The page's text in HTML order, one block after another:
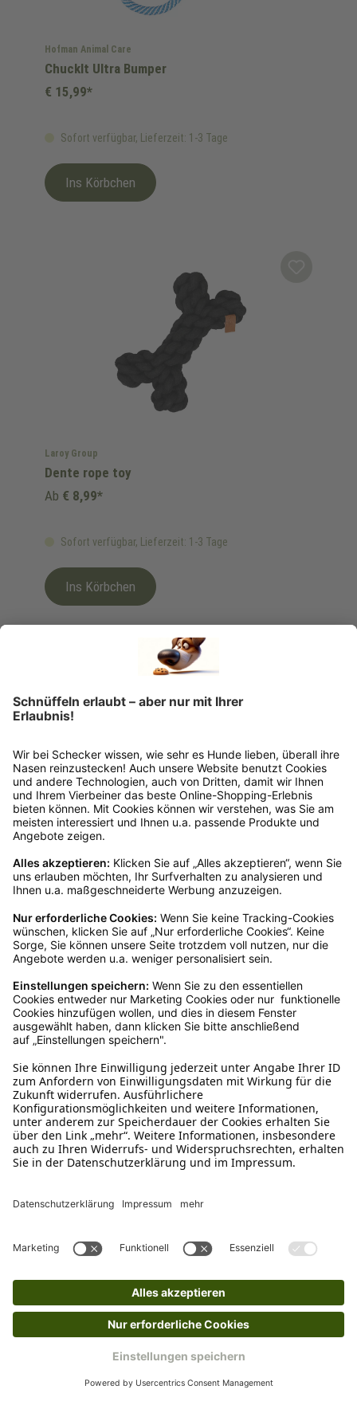
Hofman Animal Care
ChuckIt Ultra Bumper
Sofort verfügbar, Lieferzeit: 1-3 Tage
€ 15,99*
Ins Körbchen
Laroy Group
Dente rope toy
Sofort verfügbar, Lieferzeit: 1-3 Tage
Ab € 8,99*
Ins Körbchen
Rukka Pets
Rukka® Hundespielzeug RING TOY
Sofort verfügbar, Lieferzeit: 1-3 Tage
€ 14,44*
Ins Körbchen
Kurt geflochtener Kegel
Sofort verfügbar, Lieferzeit: 1-3 Tage
Ab€ 5,99*